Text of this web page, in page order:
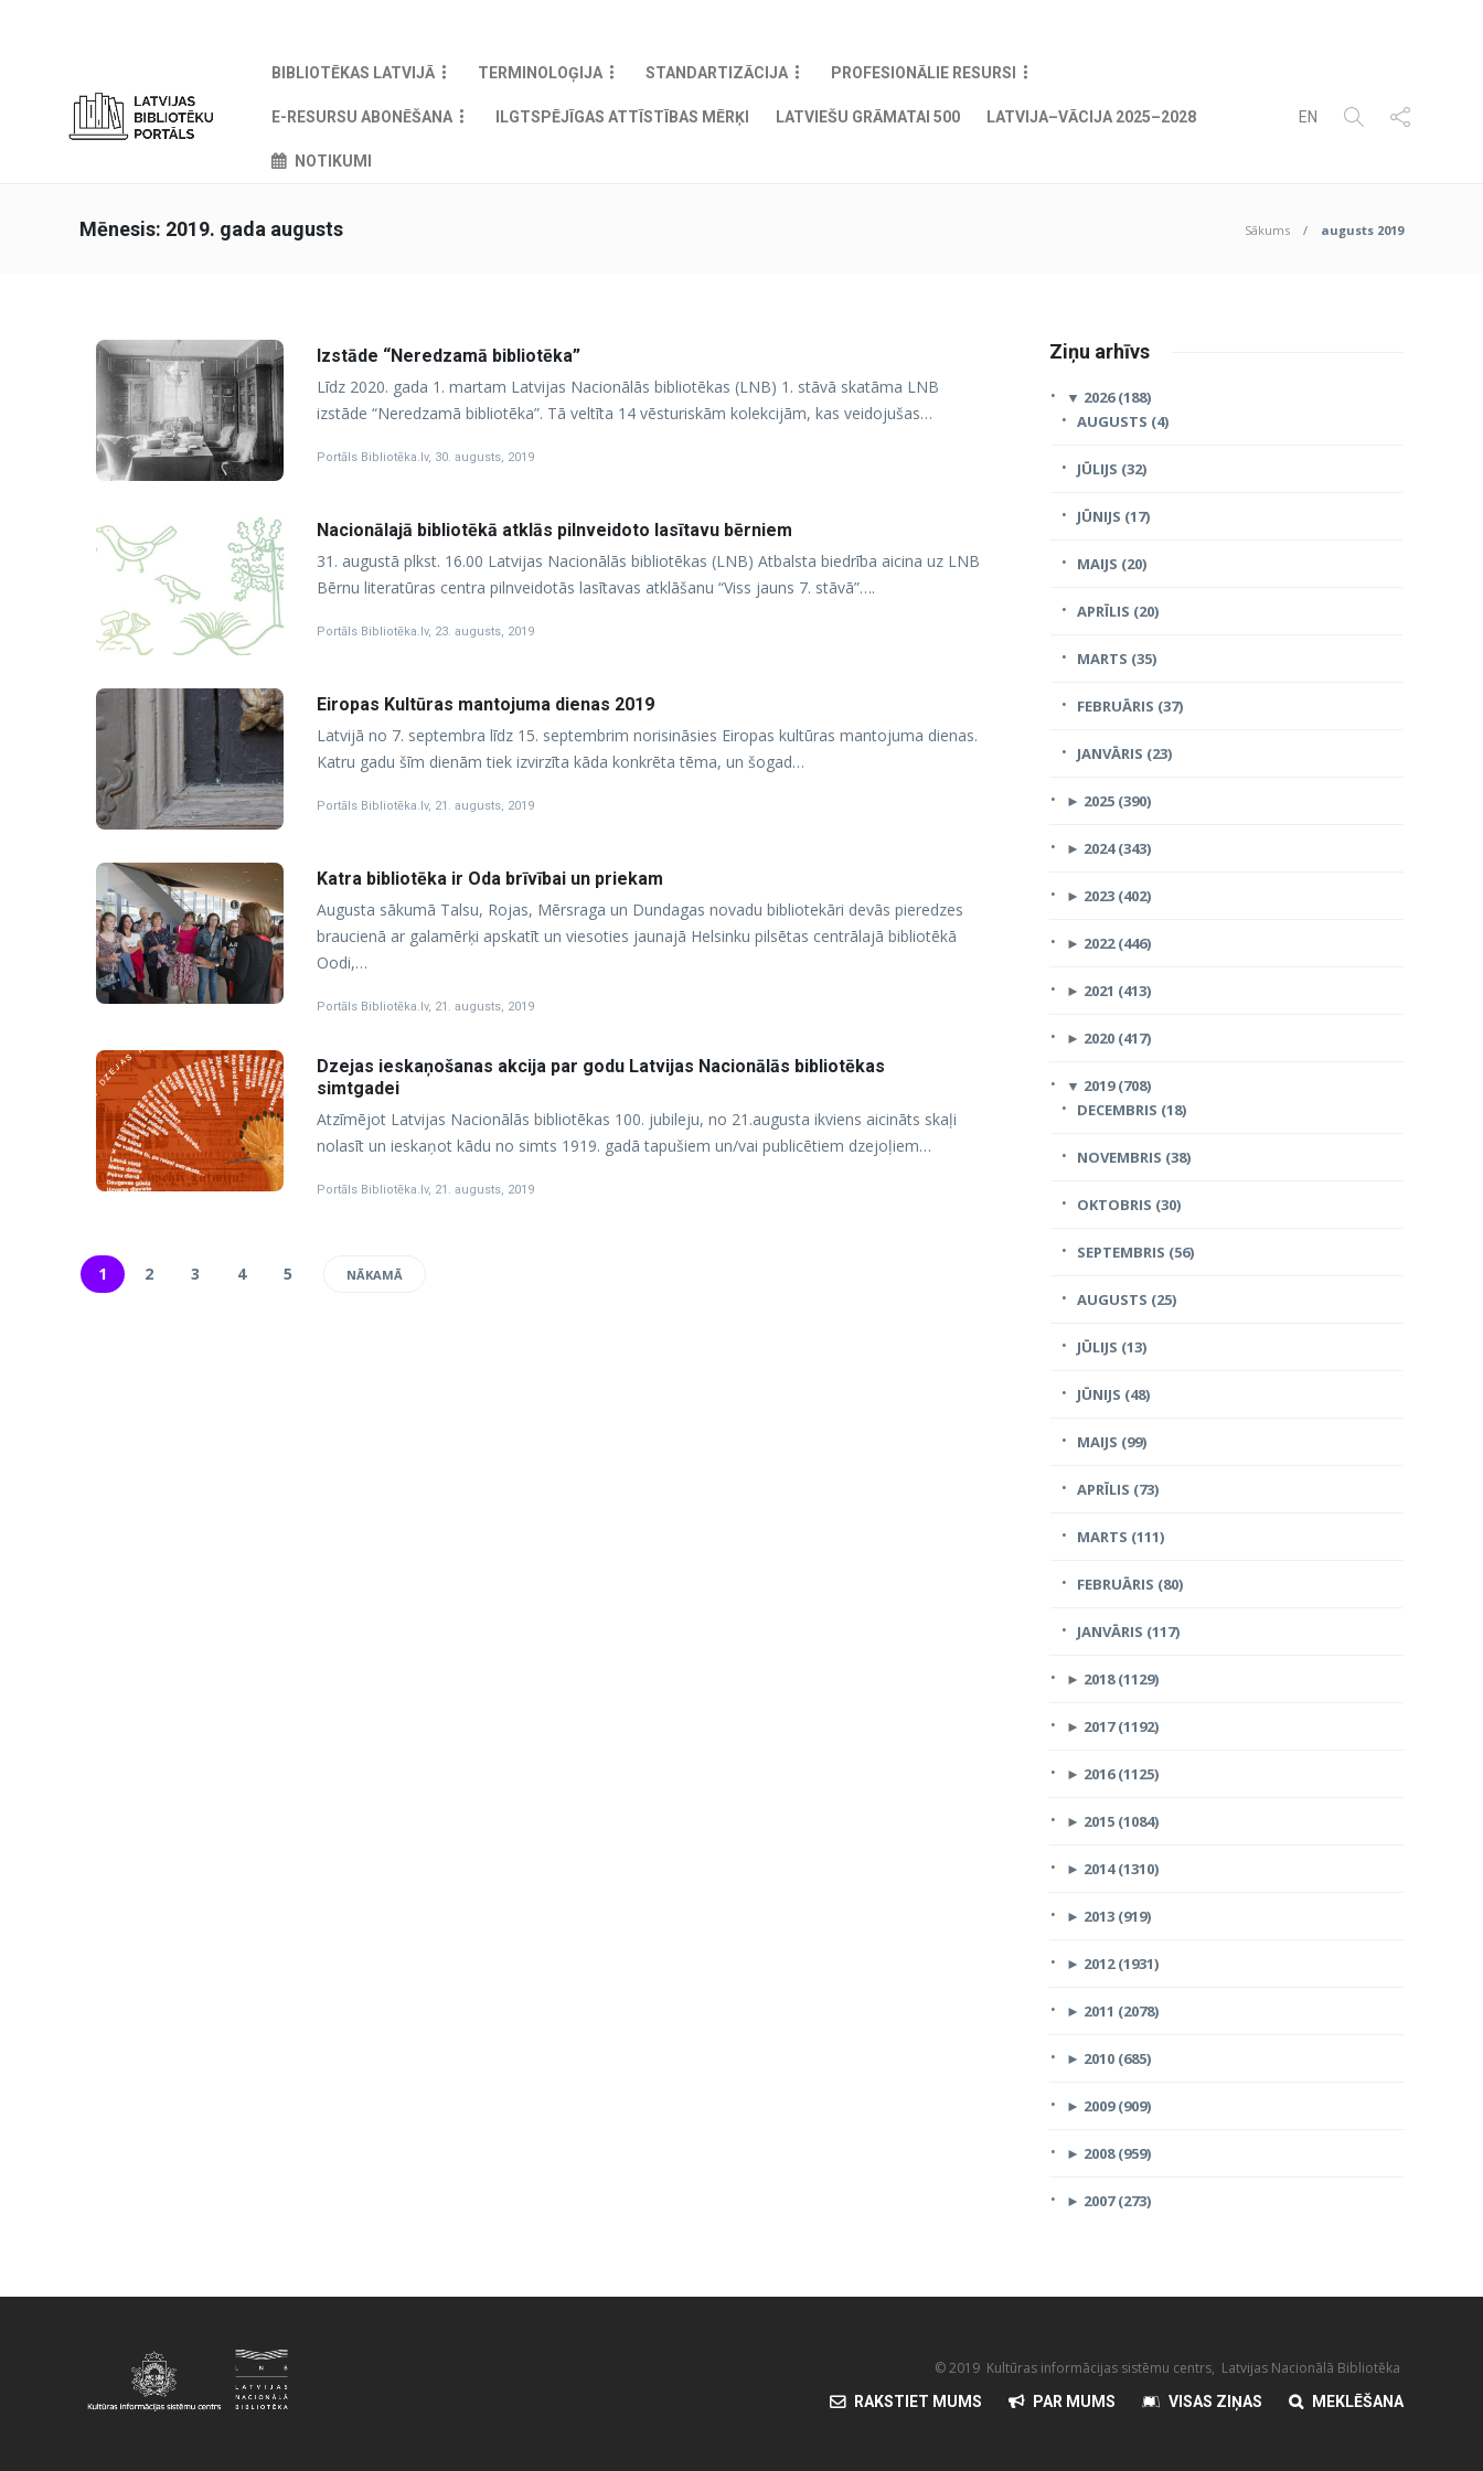
BIBLIOTĒKAS LATVIJĀ TERMINOLOĢIJA STANDARTIZĀCIJA PROFESIONĀLIE RESURSI
E-RESURSU ABONĒŠANA ILGTSPĒJĪGAS ATTĪSTĪBAS MĒRĶI LATVIEŠU GRĀMATAI 500 LATVIJA–VĀCIJA 2025–2028
NOTIKUMI
EN
Mēnesis: 2019. gada augusts Sākums augusts 2019
Izstāde “Neredzamā bibliotēka”
Līdz 2020. gada 1. martam Latvijas Nacionālās bibliotēkas (LNB) 1. stāvā skatāma LNB
izstāde “Neredzamā bibliotēka”. Tā veltīta 14 vēsturiskām kolekcijām, kas veidojušas…
Portāls Bibliotēka.lv, 30. augusts, 2019
Nacionālajā bibliotēkā atklās pilnveidoto lasītavu bērniem
31. augustā plkst. 16.00 Latvijas Nacionālās bibliotēkas (LNB) Atbalsta biedrība aicina uz LNB
Bērnu literatūras centra pilnveidotās lasītavas atklāšanu “Viss jauns 7. stāvā”….
Portāls Bibliotēka.lv, 23. augusts, 2019
Eiropas Kultūras mantojuma dienas 2019
Latvijā no 7. septembra līdz 15. septembrim norisināsies Eiropas kultūras mantojuma dienas.
Katru gadu šīm dienām tiek izvirzīta kāda konkrēta tēma, un šogad…
Portāls Bibliotēka.lv, 21. augusts, 2019
Katra bibliotēka ir Oda brīvībai un priekam
Augusta sākumā Talsu, Rojas, Mērsraga un Dundagas novadu bibliotekāri devās pieredzes
braucienā ar galamērķi apskatīt un viesoties jaunajā Helsinku pilsētas centrālajā bibliotēkā
Oodi,…
Portāls Bibliotēka.lv, 21. augusts, 2019
Dzejas ieskaņošanas akcija par godu Latvijas Nacionālās bibliotēkas
simtgadei
Atzīmējot Latvijas Nacionālās bibliotēkas 100. jubileju, no 21.augusta ikviens aicināts skaļi
nolasīt un ieskaņot kādu no simts 1919. gadā tapušiem un/vai publicētiem dzejoļiem…
Portāls Bibliotēka.lv, 21. augusts, 2019
1 2 3 4 5 NĀKAMĀ
Ziņu arhīvs
▼ 2026 (188)
AUGUSTS (4)
JŪLIJS (32)
JŪNIJS (17)
MAIJS (20)
APRĪLIS (20)
MARTS (35)
FEBRUĀRIS (37)
JANVĀRIS (23)
► 2025 (390)
► 2024 (343)
► 2023 (402)
► 2022 (446)
► 2021 (413)
► 2020 (417)
▼ 2019 (708)
DECEMBRIS (18)
NOVEMBRIS (38)
OKTOBRIS (30)
SEPTEMBRIS (56)
AUGUSTS (25)
JŪLIJS (13)
JŪNIJS (48)
MAIJS (99)
APRĪLIS (73)
MARTS (111)
FEBRUĀRIS (80)
JANVĀRIS (117)
► 2018 (1129)
► 2017 (1192)
► 2016 (1125)
► 2015 (1084)
► 2014 (1310)
► 2013 (919)
► 2012 (1931)
► 2011 (2078)
► 2010 (685)
► 2009 (909)
► 2008 (959)
► 2007 (273)
© 2019 Kultūras informācijas sistēmu centrs, Latvijas Nacionālā Bibliotēka
RAKSTIET MUMS PAR MUMS VISAS ZIŅAS MEKLĒŠANA